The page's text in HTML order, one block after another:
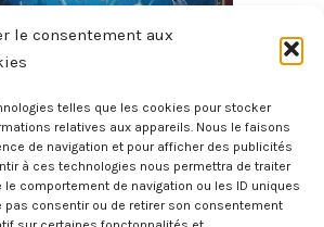
le consentement aux
telles que les cookies pour stocker
relatives aux appareils. Nous le faisons
de navigation et pour afficher des publicités
à ces technologies nous permettra de traiter
comportement de navigation ou les ID uniques
pas consentir ou de retirer son consentement
Aventures De Pinocchio
31 juillet 2026